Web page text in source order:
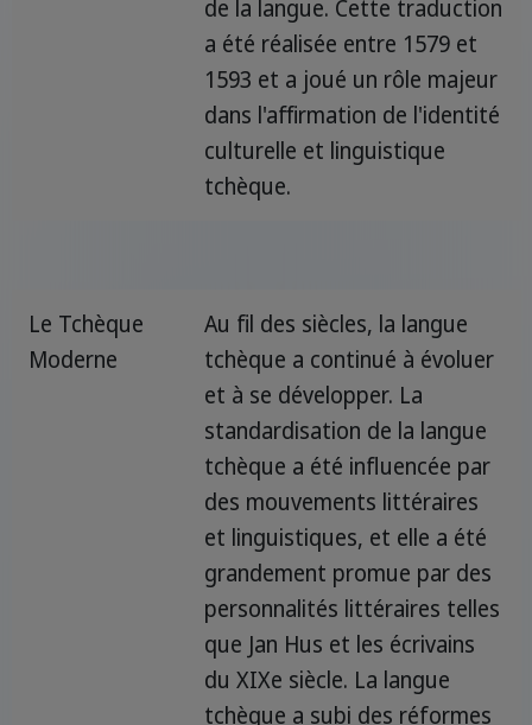
de la langue. Cette traduction
a été réalisée entre 1579 et
1593 et a joué un rôle majeur
dans l'affirmation de l'identité
culturelle et linguistique
tchèque.
Le Tchèque
Moderne
Au fil des siècles, la langue
tchèque a continué à évoluer
et à se développer. La
standardisation de la langue
tchèque a été influencée par
des mouvements littéraires
et linguistiques, et elle a été
grandement promue par des
personnalités littéraires telles
que Jan Hus et les écrivains
du XIXe siècle. La langue
tchèque a subi des réformes